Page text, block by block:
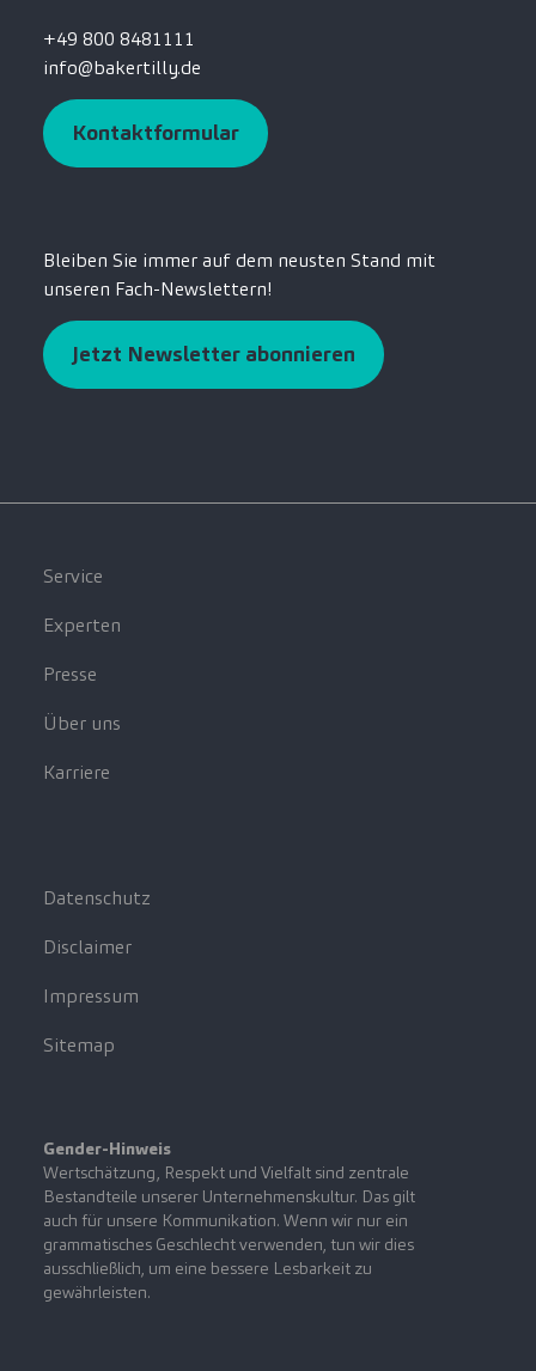
+49 800 8481111
info@bakertilly.de
Kontaktformular
Bleiben Sie immer auf dem neusten Stand mit
unseren Fach-Newslettern!
Jetzt Newsletter abonnieren
Service
Experten
Presse
Über uns
Karriere
Datenschutz
Disclaimer
Impressum
Sitemap
Gender-Hinweis
Wertschätzung, Respekt und Vielfalt sind zentrale
Bestandteile unserer Unternehmenskultur. Das gilt
auch für unsere Kommunikation. Wenn wir nur ein
grammatisches Geschlecht verwenden, tun wir dies
ausschließlich, um eine bessere Lesbarkeit zu
gewährleisten.